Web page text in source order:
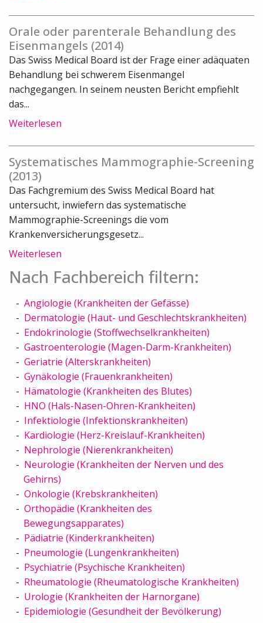
Orale oder parenterale Behandlung des
Eisenmangels (2014)
Das Swiss Medical Board ist der Frage einer adäquaten
Behandlung bei schwerem Eisenmangel
nachgegangen. In seinem neusten Bericht empfiehlt
das...
Weiterlesen
Systematisches Mammographie-Screening
(2013)
Das Fachgremium des Swiss Medical Board hat
untersucht, inwiefern das systematische
Mammographie-Screenings die vom
Krankenversicherungsgesetz...
Weiterlesen
Nach Fachbereich filtern:
Angiologie (Krankheiten der Gefässe)
Dermatologie (Haut- und Geschlechtskrankheiten)
Endokrinologie (Stoffwechselkrankheiten)
Gastroenterologie (Magen-Darm-Krankheiten)
Geriatrie (Alterskrankheiten)
Gynäkologie (Frauenkrankheiten)
Hämatologie (Krankheiten des Blutes)
HNO (Hals-Nasen-Ohren-Krankheiten)
Infektiologie (Infektionskrankheiten)
Kardiologie (Herz-Kreislauf-Krankheiten)
Nephrologie (Nierenkrankheiten)
Neurologie (Krankheiten der Nerven und des
Gehirns)
Onkologie (Krebskrankheiten)
Orthopädie (Krankheiten des
Bewegungsapparates)
Pädiatrie (Kinderkrankheiten)
Pneumologie (Lungenkrankheiten)
Psychiatrie (Psychische Krankheiten)
Rheumatologie (Rheumatologische Krankheiten)
Urologie (Krankheiten der Harnorgane)
Epidemiologie (Gesundheit der Bevölkerung)